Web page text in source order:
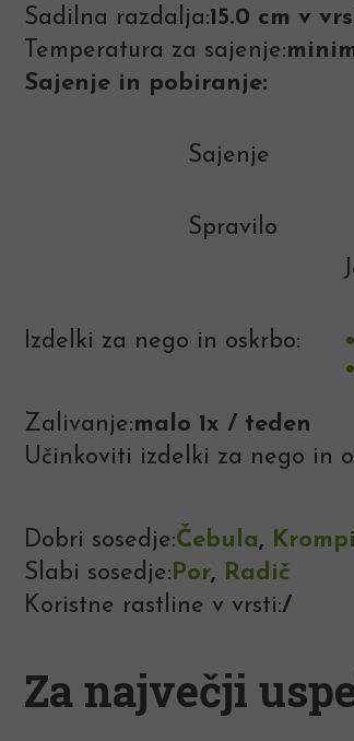
Sadilna razdalja:15.0 cm v
Temperatura za sajenje:
Sajenje in pobiranje:
Sajenje
Spravilo
Izdelki za nego in oskrbo:
Zalivanje:malo 1x / teden
Učinkoviti izdelki za nego in
Dobri sosedje:Čebula,
Slabi sosedje:Por, Radič
Koristne rastline v vrsti:/
Za največji